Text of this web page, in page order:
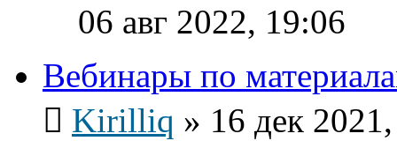
06 авг 2022, 19:06
Вебинары по
Kirilliq » 16 дек